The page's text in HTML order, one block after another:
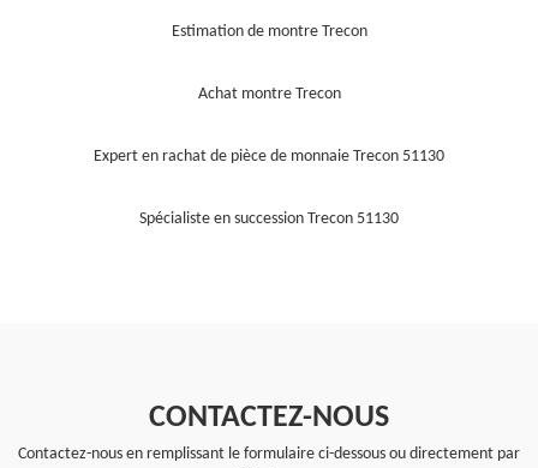
Estimation de montre Trecon
Achat montre Trecon
Expert en rachat de pièce de monnaie Trecon 51130
Spécialiste en succession Trecon 51130
CONTACTEZ-NOUS
Contactez-nous en remplissant le formulaire ci-dessous ou directement par